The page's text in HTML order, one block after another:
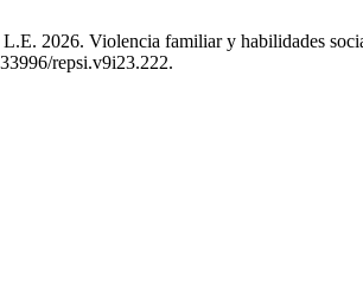
2026. Violencia familiar y habilidades
repsi.v9i23.222.